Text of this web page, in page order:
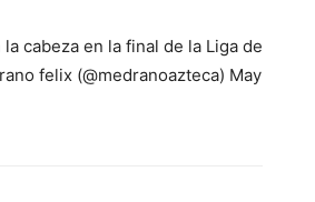
cabeza en la final de la Liga de
felix (@medranoazteca) May